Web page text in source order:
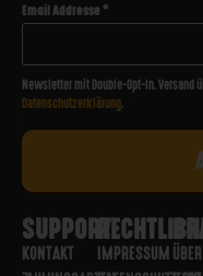
Email Addresse*
Newsletter mit Double-Opt-In. Versand
Datenschutzerklärung.
SUPPORT
KONTAKT
IMPRESSUM